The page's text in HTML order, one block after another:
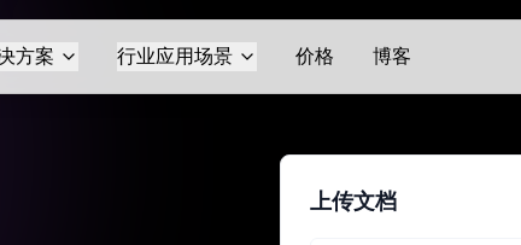
方案 行业应用场景 价格 博客
上传文档